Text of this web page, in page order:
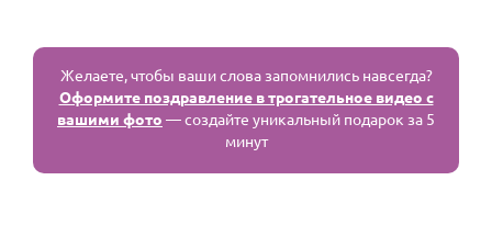
Желаете, чтобы ваши слова запомнились навсегда?
Оформите поздравление в трогательное видео с
вашими фото — создайте уникальный подарок за 5
минут